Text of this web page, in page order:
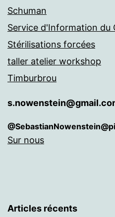
Schuman
Service d'Information du
Stérilisations forcées
taller atelier workshop
Timburbrou
Sur nous
Articles récents